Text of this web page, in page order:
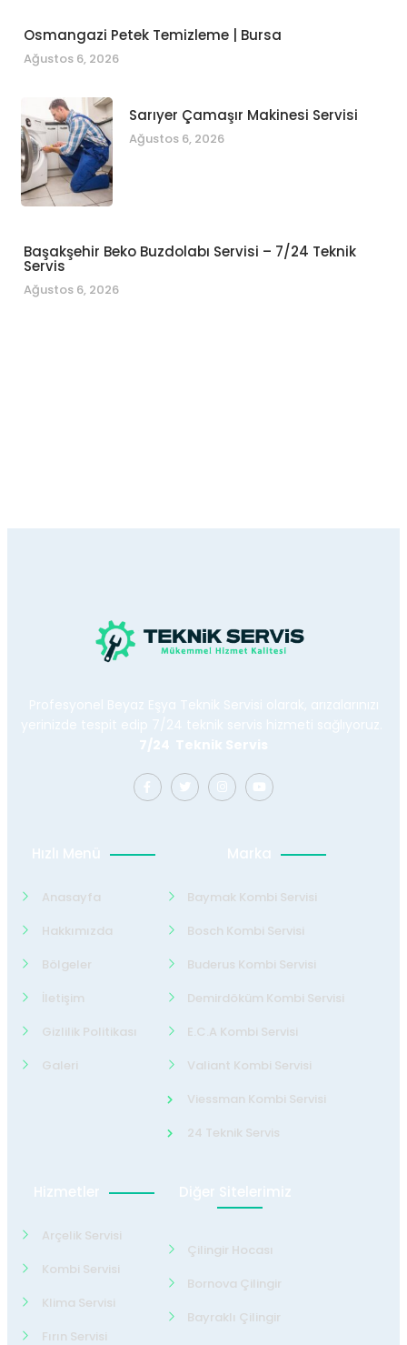
Osmangazi Petek Temizleme | Bursa
Ağustos 6, 2026
Sarıyer Çamaşır Makinesi Servisi
Ağustos 6, 2026
Başakşehir Beko Buzdolabı Servisi – 7/24 Teknik
Servis
Ağustos 6, 2026
Profesyonel Beyaz Eşya Teknik Servisi olarak, arızalarınızı
yerinizde tespit edip 7/24 teknik servis hizmeti sağlıyoruz.
7/24 Teknik Servis
Hızlı Menü
Anasayfa
Hakkımızda
Bölgeler
İletişim
Gizlilik Politikası
Galeri
Marka
Baymak Kombi Servisi
Bosch Kombi Servisi
Buderus Kombi Servisi
Demirdöküm Kombi Servisi
E.C.A Kombi Servisi
Valiant Kombi Servisi
Viessman Kombi Servisi
24 Teknik Servis
Hizmetler
Arçelik Servisi
Kombi Servisi
Klima Servisi
Fırın Servisi
Diğer Sitelerimiz
Çilingir Hocası
Bornova Çilingir
Bayraklı Çilingir